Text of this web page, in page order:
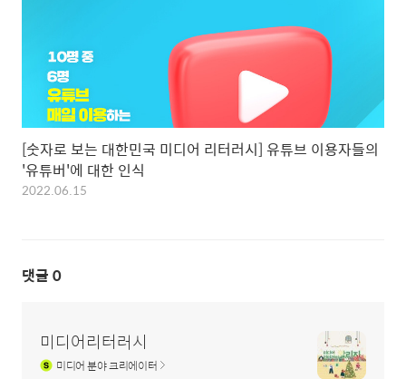
[숫자로 보는 대한민국 미디어 리터러시] 유튜브 이용자들의
'유튜버'에 대한 인식
2022.06.15
댓글 0
미디어리터러시
미디어분야 크리에이터